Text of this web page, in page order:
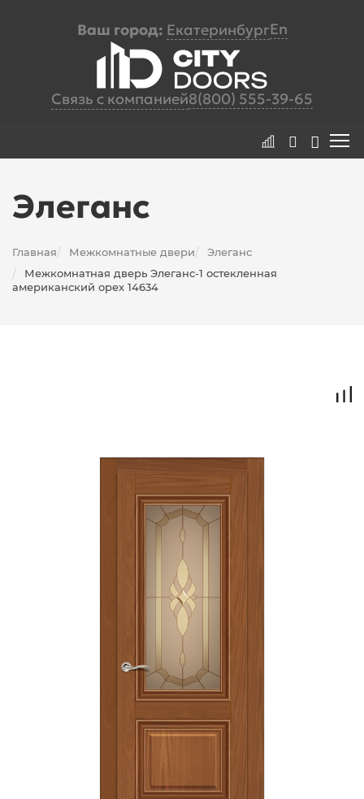
Ваш город: ЕкатеринбургEn
Связь с компанией8(800) 555-39-65
Элеганс
Главная/ Межкомнатные двери/ Элеганс
/
Межкомнатная дверь Элеганс-1 остекленная
американский орех 14634